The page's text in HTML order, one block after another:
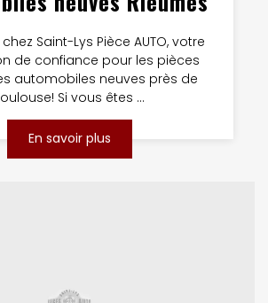
Saint-Lys Pièce AUTO, votre
de confiance pour les pièces
automobiles neuves près de
Si vous êtes ...
En savoir plus